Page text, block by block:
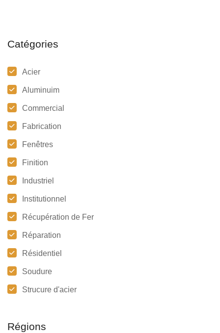
Catégories
Acier
Aluminuim
Commercial
Fabrication
Fenêtres
Finition
Industriel
Institutionnel
Récupération de Fer
Réparation
Résidentiel
Soudure
Strucure d'acier
Régions